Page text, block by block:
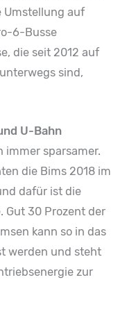
Umstellung auf
6-Busse
die seit 2012 auf
sind,
U-Bahn
immer sparsamer.
die Bims 2018 im
dafür ist die
Gut 30 Prozent der
kann so in das
werden und steht
zur